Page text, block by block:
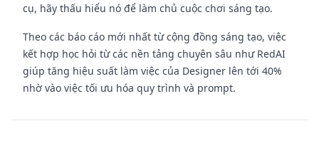
cụ, hãy thấu hiểu nó để làm chủ cuộc chơi sáng tạo.
Theo các báo cáo mới nhất từ cộng đồng sáng tạo, việc
kết hợp học hỏi từ các nền tảng chuyên sâu như RedAI
giúp tăng hiệu suất làm việc của Designer lên tới 40%
nhờ vào việc tối ưu hóa quy trình và prompt.